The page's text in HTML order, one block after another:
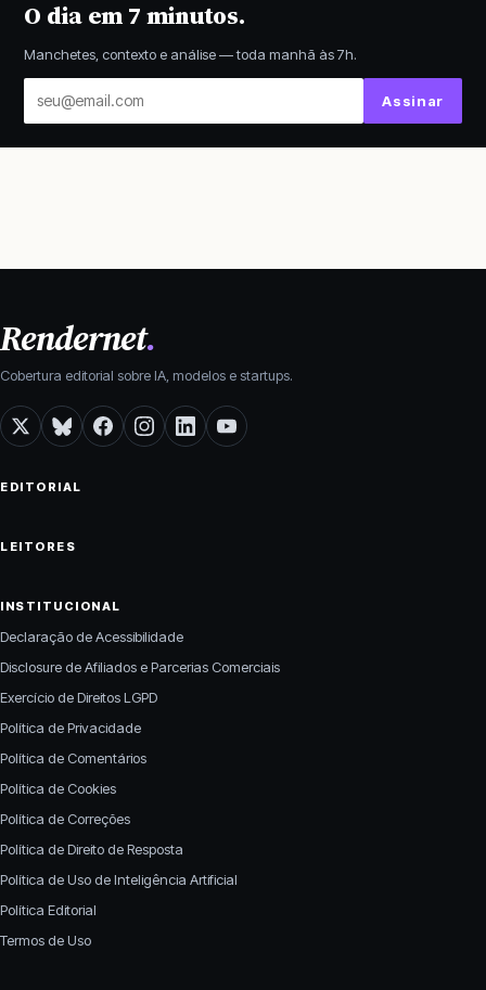
O dia em 7 minutos.
Manchetes, contexto e análise — toda manhã às 7h.
Assinar
Rendernet.
Cobertura editorial sobre IA, modelos e startups.
X BlueskyFacebookInstagramLinkedInYouTube
EDITORIAL
LEITORES
INSTITUCIONAL
Declaração de Acessibilidade
Disclosure de Afiliados e Parcerias Comerciais
Exercício de Direitos LGPD
Política de Privacidade
Política de Comentários
Política de Cookies
Política de Correções
Política de Direito de Resposta
Política de Uso de Inteligência Artificial
Política Editorial
Termos de Uso